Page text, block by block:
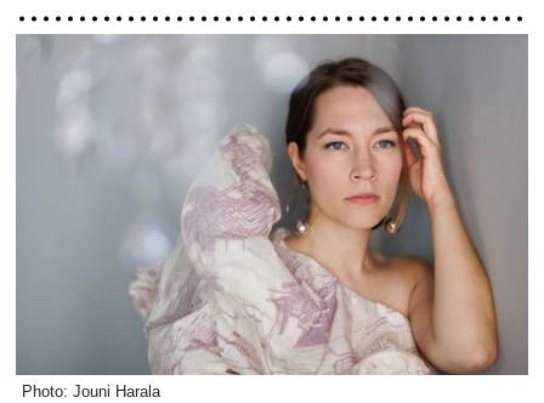
Photo: Jouni Harala